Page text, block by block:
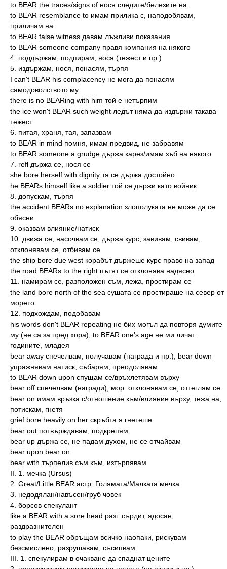
to BEAR the traces/signs of нося следите/белезите на
to BEAR resemblance to имам прилика с, наподобявам,
приличам на
to BEAR false witness давам лъжливи показания
to BEAR someone company правя компания на някого
4. поддържам, подпирам, нося (тежест и пр.)
5. издържам, нося, понасям, търпя
I can't BEAR his complacency не мога да понасям
самодоволството му
there is no BEARing with him той e нетърпим
the ice won't BEAR such weight ледът няма да издържи такава
тежест
6. питая, храня, тая, запазвам
to BEAR in mind помня, имам предвид, не забравям
to BEAR someone a grudge държа карез/имам зъб на някого
7. refl държа се, нося се
she bore herself with dignity тя се държа достойно
he BEARs himself like a soldier той се държи като войник
8. допускам, търпя
the accident BEARs no explanation злополуката не може да се
обясни
9. оказвам влияние/натиск
10. движа се, насочвам се, държа курс, завивам, свивам,
отклонявам се, отбивам се
the ship bore due west корабът държеше курс право на запад
the road BEARs to the right пътят се отклонява надясно
11. намирам се, разположен съм, лежа, простирам се
the land bore north of the sea сушата се простираше на север от
морето
12. подхождам, подобавам
his words don't BEAR repeating не бих могъл да повторя думите
му (не са за пред хора), to BEAR one's age не ми личат
годините, младея
bear away спечелвам, получавам (награда и пр.), bear down
упражнявам натиск, събарям, преодолявам
to BEAR down upon спущам се/връхлетявам върху
bear off спечелвам (награди), мор. отклонявам се, оттеглям се
bear on имам връзка с/отношение към/влияние върху, тежа на,
потискам, гнетя
grief bore heavily on her скръбта я гнетеше
bear out потвърждавам, подкрепям
bear up държа се, не падам духом, не се отчайвам
bear upon bear on
bear with търпелив съм към, изтърпявам
II. 1. мечка (Ursus)
2. Great/Little BEAR астр. Голямата/Малката мечка
3. недодялан/навъсен/груб човек
4. борсов спекулант
like a BEAR with a sore head рaзг. сърдит, ядосан,
раздразнителен
to play the BEAR обръщам всичко наопаки, рискувам
безсмислено, разрушавам, съсипвам
III. 1. спекулирам в очакване да спаднат цените